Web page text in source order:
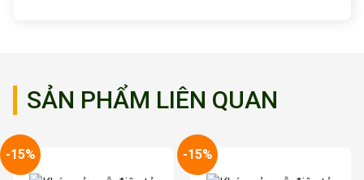
SẢN PHẨM LIÊN QUAN
-15% -15%